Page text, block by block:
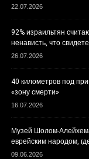
22.07.2026
92% израильтян
ненависть, что
26.07.2026
40 километров под
«зону смерти»
16.07.2026
Музей Шолом-
еврейским народом,
09.06.2026